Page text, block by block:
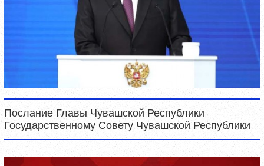
Послание Главы Чувашской Республики
Государственному Совету Чувашской Республики